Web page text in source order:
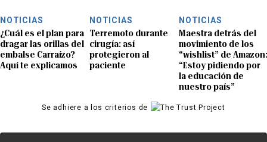
NOTICIAS
¿Cuál es el plan para
dragar las orillas del
embalse Carraízo?
Aquí te explicamos
NOTICIAS
Terremoto durante
cirugía: así
protegieron al
paciente
NOTICIAS
Maestra detrás del
movimiento de los
“wishlist” de Amazon:
“Estoy pidiendo por
la educación de
nuestro país”
Se adhiere a los criterios de